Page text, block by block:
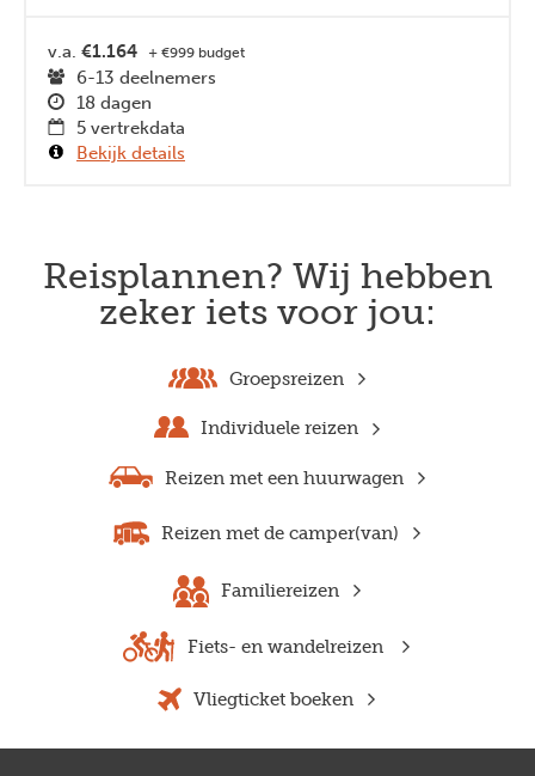
v.a. €1.164 + €999 budget
6-13 deelnemers
18 dagen
5 vertrekdata
Bekijk details
Reisplannen? Wij hebben
zeker iets voor jou:
Groepsreizen
Individuele reizen
Reizen met een huurwagen
Reizen met de camper(van)
Familiereizen
Fiets- en wandelreizen
Vliegticket boeken